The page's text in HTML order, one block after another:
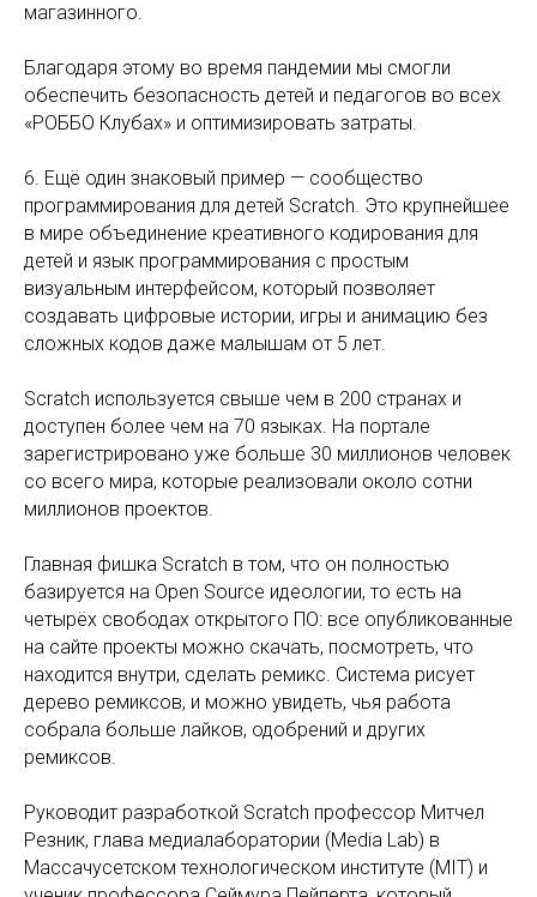
магазинного.
Благодаря этому во время пандемии мы смогли
обеспечить безопасность детей и педагогов во всех
«РОББО Клубах» и оптимизировать затраты.
6. Ещё один знаковый пример — сообщество
программирования для детей Scratch. Это крупнейшее
в мире объединение креативного кодирования для
детей и язык программирования с простым
визуальным интерфейсом, который позволяет
создавать цифровые истории, игры и анимацию без
сложных кодов даже малышам от 5 лет.
Scratch используется свыше чем в 200 странах и
доступен более чем на 70 языках. На портале
зарегистрировано уже больше 30 миллионов человек
со всего мира, которые реализовали около сотни
миллионов проектов.
Главная фишка Scratch в том, что он полностью
базируется на Open Source идеологии, то есть на
четырёх свободах открытого ПО: все опубликованные
на сайте проекты можно скачать, посмотреть, что
находится внутри, сделать ремикс. Система рисует
дерево ремиксов, и можно увидеть, чья работа
собрала больше лайков, одобрений и других
ремиксов.
Руководит разработкой Scratch профессор Митчел
Резник, глава медиалаборатории (Media Lab) в
Массачусетском технологическом институте (MIT) и